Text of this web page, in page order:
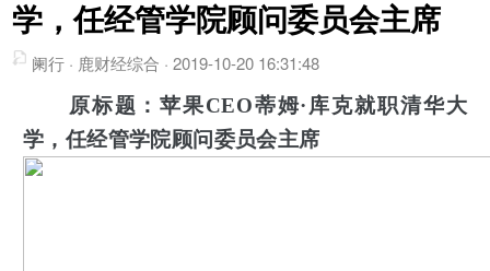
学，任经管学院顾问委员会主席
阑行 · 鹿财经综合 · 2019-10-20 16:31:48
原标题：苹果CEO蒂姆·库克就职清华大
学，任经管学院顾问委员会主席